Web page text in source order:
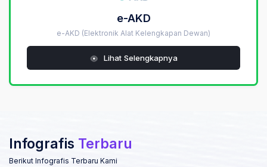
e-AKD
e-AKD (Elektronik Alat Kelengkapan Dewan)
Lihat Selengkapnya
Infografis Terbaru
Berikut Infografis Terbaru Kami